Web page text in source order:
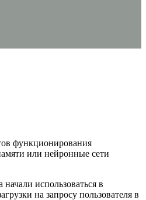
функционирования
или нейронные сети
использоваться в
на запросу пользователя в